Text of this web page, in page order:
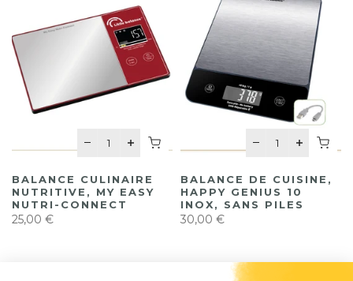
BALANCE CULINAIRE
NUTRITIVE, MY EASY
NUTRI-CONNECT
25,00 €
BALANCE DE CUISINE,
HAPPY GENIUS 10
INOX, SANS PILES
30,00 €